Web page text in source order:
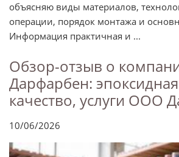
объясняю виды материалов,
операции, порядок монтажа и
Информация практичная и ...
Обзор-отзыв о
Дарфарбен: эпоксидная
качество, услуги ООО
10/06/2026